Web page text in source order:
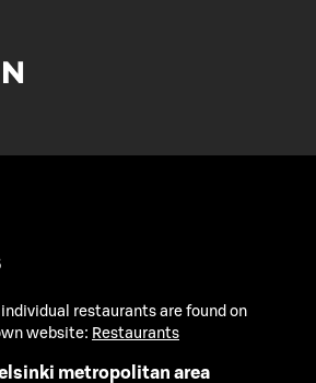
restaurants are found on
website: Restaurants
metropolitan area